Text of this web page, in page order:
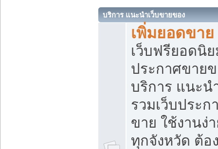
บริการ แนะนำเว็บขายของ
เพิ่มยอดขา
เว็บฟรียอดนิ
ประกาศขาย
บริการ แนะน
รวมเว็บประก
ขาย ใช้งานง่
ทุกจังหวัด ต้อ